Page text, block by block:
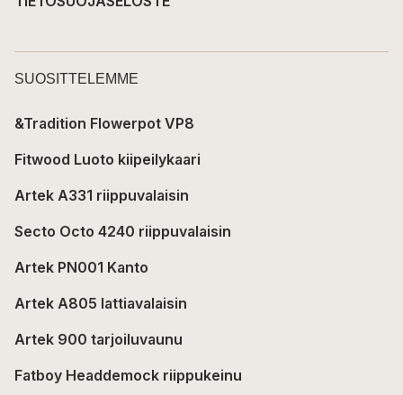
SUOSITTELEMME
&Tradition Flowerpot VP8
Fitwood Luoto kiipeilykaari
Artek A331 riippuvalaisin
Secto Octo 4240 riippuvalaisin
Artek PN001 Kanto
Artek A805 lattiavalaisin
Artek 900 tarjoiluvaunu
Fatboy Headdemock riippukeinu